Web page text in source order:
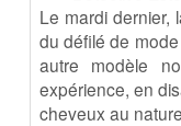
Le mardi dernier,
du défilé de
autre modèle
expérience, en
cheveux au